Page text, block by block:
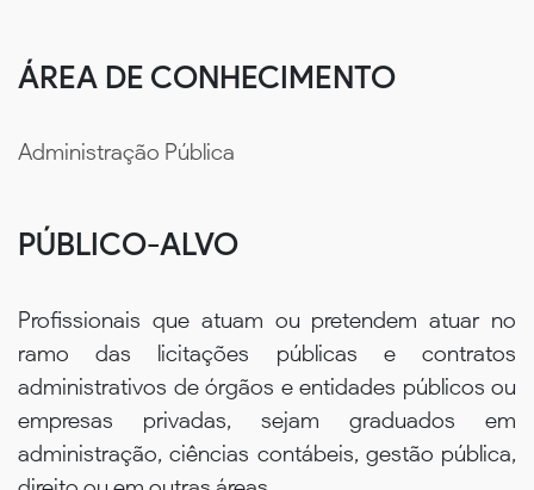
ÁREA DE CONHECIMENTO
Administração Pública
PÚBLICO-ALVO
Profissionais que atuam ou pretendem atuar no
ramo das licitações públicas e contratos
administrativos de órgãos e entidades públicos ou
empresas privadas, sejam graduados em
administração, ciências contábeis, gestão pública,